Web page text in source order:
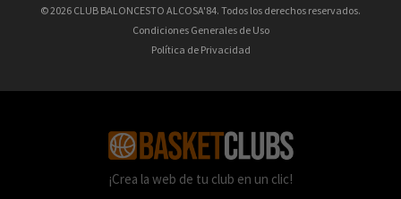
© 2026 CLUB BALONCESTO ALCOSA'84. Todos los derechos reservados.
Condiciones Generales de Uso
Política de Privacidad
¡Crea la web de tu club en un clic!